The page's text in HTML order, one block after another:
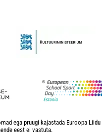
ega pruugi kajastada Euroopa
eest ei vastuta.